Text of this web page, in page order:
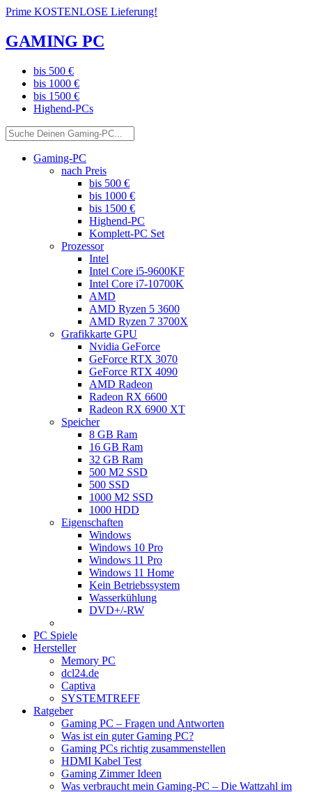
Prime KOSTENLOSE Lieferung!
GAMING PC
bis 500 €
bis 1000 €
bis 1500 €
Highend-PCs
Gaming-PC
nach Preis
bis 500 €
bis 1000 €
bis 1500 €
Highend-PC
Komplett-PC Set
Prozessor
Intel
Intel Core i5-9600KF
Intel Core i7-10700K
AMD
AMD Ryzen 5 3600
AMD Ryzen 7 3700X
Grafikkarte GPU
Nvidia GeForce
GeForce RTX 3070
GeForce RTX 4090
AMD Radeon
Radeon RX 6600
Radeon RX 6900 XT
Speicher
8 GB Ram
16 GB Ram
32 GB Ram
500 M2 SSD
500 SSD
1000 M2 SSD
1000 HDD
Eigenschaften
Windows
Windows 10 Pro
Windows 11 Pro
Windows 11 Home
Kein Betriebssystem
Wasserkühlung
DVD+/-RW
PC Spiele
Hersteller
Memory PC
dcl24.de
Captiva
SYSTEMTREFF
Ratgeber
Gaming PC – Fragen und Antworten
Was ist ein guter Gaming PC?
Gaming PCs richtig zusammenstellen
HDMI Kabel Test
Gaming Zimmer Ideen
Was verbraucht mein Gaming-PC – Die Wattzahl im